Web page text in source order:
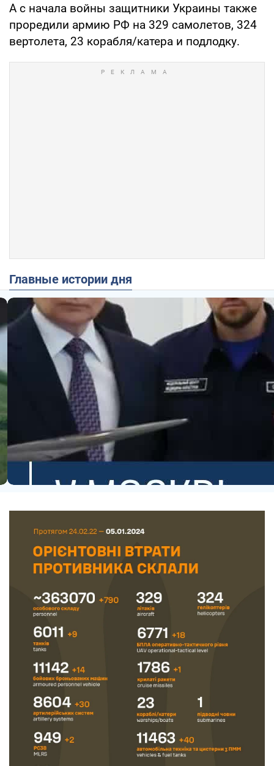
А с начала войны защитники Украины также
проредили армию РФ на 329 самолетов, 324
вертолета, 23 корабля/катера и подлодку.
Главные истории дня